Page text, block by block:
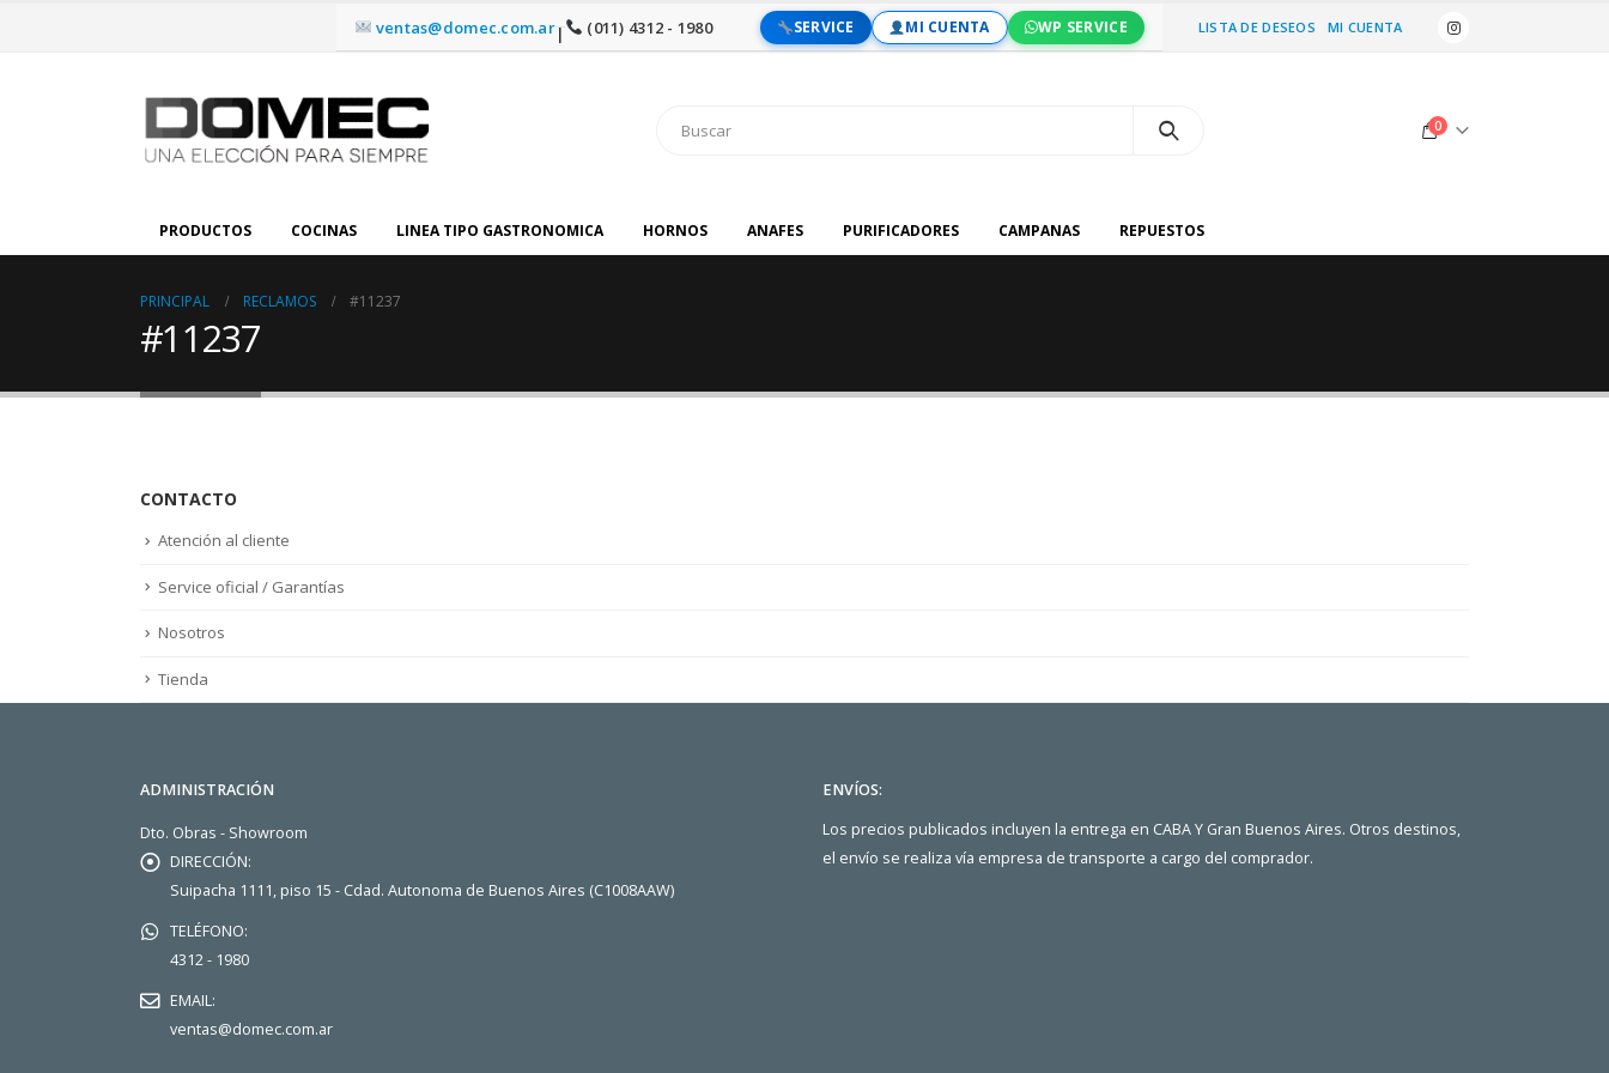
ventas@domec.com.ar| (011) 4312 - 1980 SERVICE MI CUENTA WP SERVICE LISTA DE DESEOS MI CUENTA
0
PRODUCTOS COCINAS LINEA TIPO GASTRONOMICA HORNOS ANAFES PURIFICADORES CAMPANAS REPUESTOS
PRINCIPAL RECLAMOS #11237
#11237
CONTACTO
Atención al cliente
Service oficial / Garantías
Nosotros
Tienda
ADMINISTRACIÓN
Dto. Obras - Showroom
DIRECCIÓN:
Suipacha 1111, piso 15 - Cdad. Autonoma de Buenos Aires (C1008AAW)
TELÉFONO:
4312 - 1980
EMAIL:
ventas@domec.com.ar
ENVÍOS:
Los precios publicados incluyen la entrega en CABA Y Gran Buenos Aires. Otros destinos,
el envío se realiza vía empresa de transporte a cargo del comprador.